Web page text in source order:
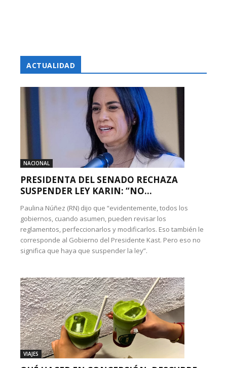
ACTUALIDAD
NACIONAL
PRESIDENTA DEL SENADO RECHAZA
SUSPENDER LEY KARIN: “NO...
Paulina Núñez (RN) dijo que “evidentemente, todos los
gobiernos, cuando asumen, pueden revisar los
reglamentos, perfeccionarlos y modificarlos. Eso también le
corresponde al Gobierno del Presidente Kast. Pero eso no
significa que haya que suspender la ley”.
VIAJES